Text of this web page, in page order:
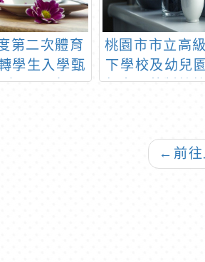
第二次體育
學生入學甄
楊明國中
桃園市市立高
下學校及幼兒
年度月薪制特
← 前往